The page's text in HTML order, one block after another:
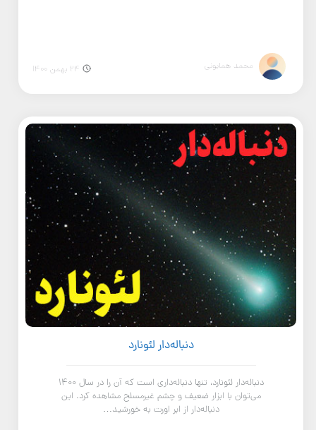
محمد همایونی 24 بهمن 1400
دنباله‌دار لئونارد
دنباله‌دار لئونارد، تنها دنباله‌داری است که آن را در سال ۱۴۰۰
می‌توان با ابزار ضعیف و چشم غیرمسلح مشاهده کرد. این
دنباله‌دار از ابر اورت به خورشید…